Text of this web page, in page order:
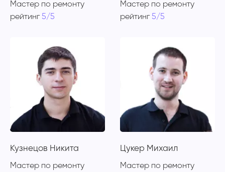
Мастер по ремонту
рейтинг 5/5
Мастер по ремонту
рейтинг 5/5
Кузнецов Никита
Мастер по ремонту
Цукер Михаил
Мастер по ремонту